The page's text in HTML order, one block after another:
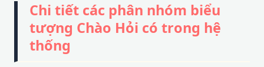
Chi tiết các phân nhóm biểu
tượng Chào Hỏi có trong hệ
thống